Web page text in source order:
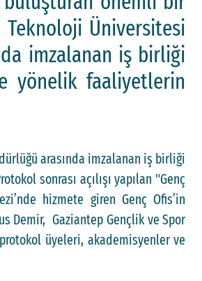
Üniversitesi
imzalanan iş birliği
yönelik faaliyetlerin
arasında imzalanan iş birliği
sonrası açılışı yapılan "Genç
hizmete giren Genç Ofis’in
Demir, Gaziantep Gençlik ve Spor
üyeleri, akademisyenler ve